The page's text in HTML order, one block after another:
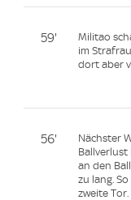
59'
Militao
im
dort aber
56'
Nächster
Ballverlust
an den
zu lang.
zweite Tor.